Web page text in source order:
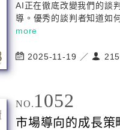
AI正在徹底改變我們的談
導。優秀的談判者知道如
more
2025-11-19 ／
NO. 1052
市場導向的成長策